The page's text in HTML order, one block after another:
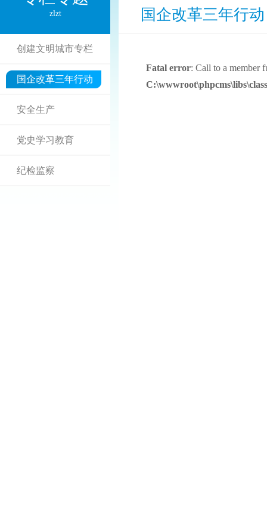
zlzt
创建文明城市专栏
国企改革三年行动
安全生产
党史学习教育
纪检监察
国企改革三年行动
Fatal error: Call to a member